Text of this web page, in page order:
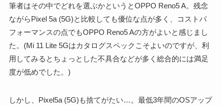
筆者はその中でどれを選ぶかというとOPPO Reno5 A。残念
ながらPixel 5a (5G)と比較しても優位な点が多く、コストパ
フォーマンスの点でもOPPO Reno5 Aの方がよいと感じまし
た。(Mi 11 Lite 5Gはカタログスペックこそよいのですが、利
用してみるとちょっとした不具合などが多く総合的には満足
度が低めでした。)
しかし、Pixel5a (5G)も捨てがたい…。最低3年間のOSアップ